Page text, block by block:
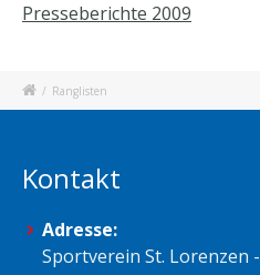
Presseberichte 2009
/ Ranglisten
Kontakt
Adresse:
Sportverein St. Lorenzen